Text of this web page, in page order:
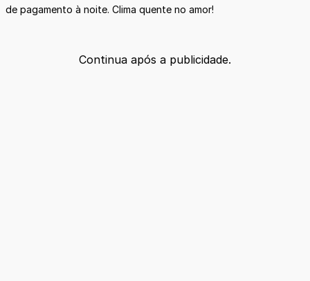
de pagamento à noite. Clima quente no amor!
Continua após a publicidade.